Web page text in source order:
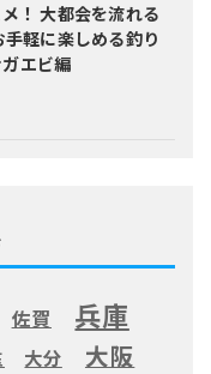
！ 大都会を流れる
軽に楽しめる釣り
エビ編
佐賀 兵庫
大分 大阪